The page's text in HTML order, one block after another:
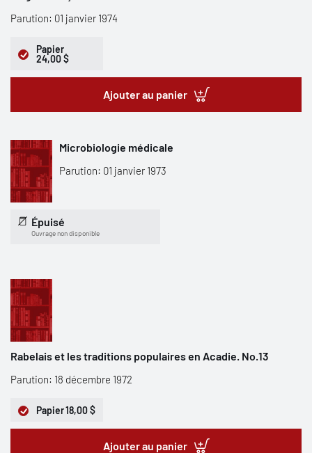
Parution: 01 janvier 1974
Papier
24,00 $
Ajouter au panier
Microbiologie médicale
Parution: 01 janvier 1973
Épuisé
Ouvrage non disponible
Rabelais et les traditions populaires en Acadie. No.13
Parution: 18 décembre 1972
Papier18,00 $
Ajouter au panier